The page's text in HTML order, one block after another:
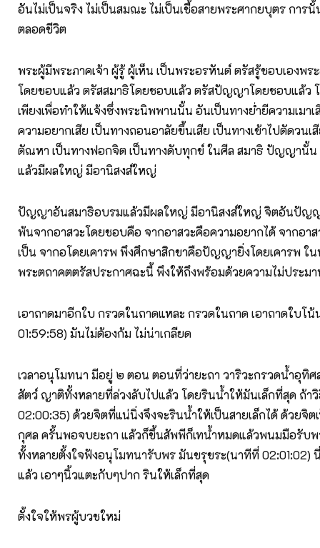
อันไม่เป็นจริง ไม่เป็นสมณะ ไม่เป็นเชื้อสายพระศากยบุตร การนั้
ตลอดชีวิต
พระผู้มีพระภาคเจ้า ผู้รู้ ผู้เห็น เป็นพระอรหันต์ ตรัสรู้ชอบเองพร
โดยชอบแล้ว ตรัสสมาธิโดยชอบแล้ว ตรัสปัญญาโดยชอบแล้ว
เพียงเพื่อทำให้แจ้งซึ่งพระนิพพานนั้น อันเป็นทางย่ำยีความเมาเ
ความอยากเสีย เป็นทางถอนอาลัยขึ้นเสีย เป็นทางเข้าไปตัดวนเ
ตัณหา เป็นทางฟอกจิต เป็นทางดับทุกข์ ในศีล สมาธิ ปัญญานั้
แล้วมีผลใหญ่ มีอานิสงส์ใหญ่
ปัญญาอันสมาธิอบรมแล้วมีผลใหญ่ มีอานิสงส์ใหญ่ จิตอันปัญ
พ้นจากอาสวะโดยชอบคือ จากอาสวะคือความอยากได้ จากอา
เป็น จากอโดยเคารพ พึงศึกษาสิกขาคือปัญญายิ่งโดยเคารพ ใ
พระตถาคตตรัสประกาศฉะนี้ พึงให้ถึงพร้อมด้วยความไม่ประม
เอาถาดมาอีกใบ กรวดในถาดแหละ กรวดในถาด เอาถาดใบโ
01:59:58) มันไม่ต้องก้ม ไม่น่าเกลียด
เวลาอนุโมทนา มีอยู่ ๒ ตอน ตอนที่ว่ายะถา วาริวะกรวดน้ำอุทิ
สัตว์ ญาติทั้งหลายที่ล่วงลับไปแล้ว โดยรินน้ำให้มันเล็กที่สุด ถ้า
02:00:35) ด้วยจิตที่แน่นิ่งจึงจะรินน้ำให้เป็นสายเล็กได้ ด้วยจิ
กุศล ครั้นพอจบยะถา แล้วก็ขึ้นสัพพีก็เทน้ำหมดแล้วพนมมือรับพ
ทั้งหลายตั้งใจฟังอนุโมทนารับพร มันขรุขระ(นาทีที่ 02:01:02)
แล้ว เอาๆนิ้วแตะกับๆปาก รินให้เล็กที่สุด
ตั้งใจให้พรผู้บวชใหม่